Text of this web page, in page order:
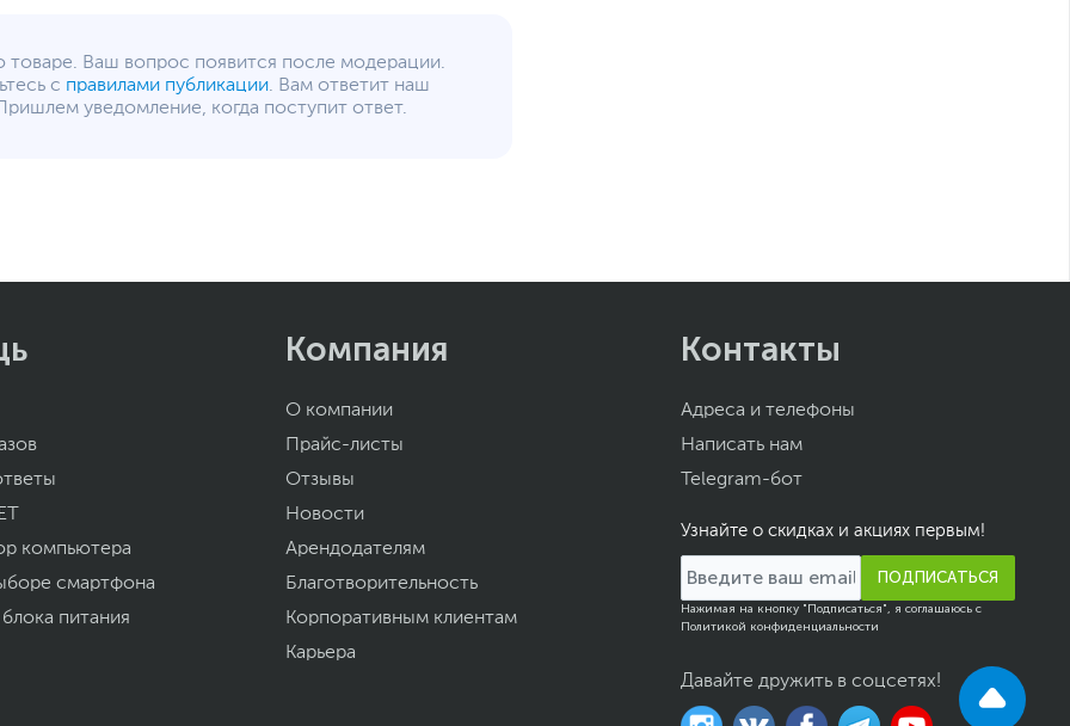
товаре. Ваш вопрос появится после модерации.
с правилами публикации. Вам ответит наш
уведомление, когда поступит ответ.
компьютера
смартфона
блока питания
Компания
О компании
Прайс-листы
Отзывы
Новости
Арендодателям
Благотворительность
Корпоративным клиентам
Карьера
Контакты
Адреса и телефоны
Написать нам
Telegram-бот
Узнайте о скидках и акциях первым!
ПОДПИСАТЬСЯ
Нажимая на кнопку "Подписаться", я соглашаюсь с
Политикой конфиденциальности
Давайте дружить в соцсетях!